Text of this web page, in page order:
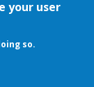
your user
so.